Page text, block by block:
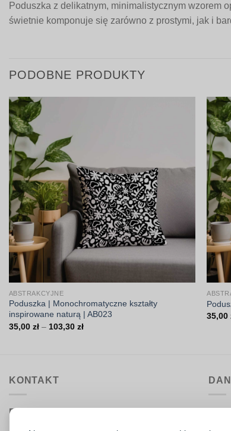
Poduszka z delikatnym, minimalistycznym wzorem
świetnie komponuje się zarówno z prostymi, jak i
PODOBNE PRODUKTY
ABSTRAKCYJNE
Poduszka | Monochromatyczne kształty
inspirowane naturą | AB023
35,00 zł – 103,30 złZakres
35,00
KONTAKT
Biuro obsługi: